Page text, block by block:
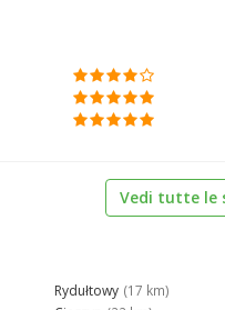
Vedi tutte le
Rydułtowy (17 km)